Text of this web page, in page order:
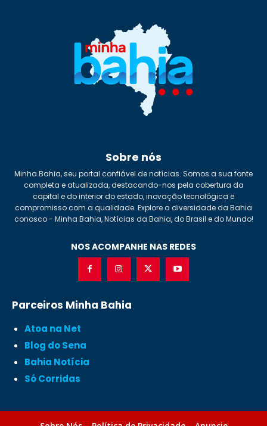
Sobre nós
Minha Bahia, seu portal confiável de notícias. Somos a sua fonte
completa e atualizada, destacando-nos pela cobertura da
capital e do interior do estado, inovação tecnológica e
compromisso com a qualidade. Explore a diversidade da Bahia
conosco - Minha Bahia, Notícias da Bahia, do Brasil e do Mundo!
NOS ACOMPANHE NAS REDES
Parceiros Minha Bahia
Atoa na Net
Blog do Sena
Bahia Notícia
Só Corridas